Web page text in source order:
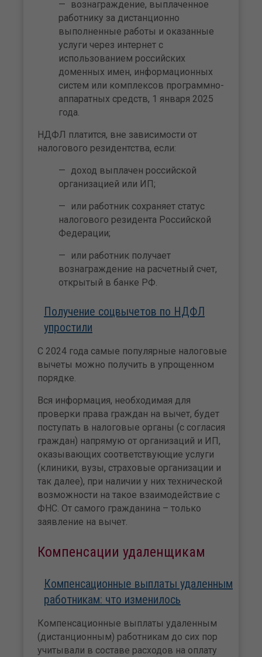
вознаграждение, выплаченное
работнику за дистанционно
выполненные работы и оказанные
услуги через интернет с
использованием российских
доменных имен, информационных
систем или комплексов программно-
аппаратных средств, 1 января 2025
года.
НДФЛ платится, вне зависимости от
налогового резидентства, если:
доход выплачен российской
организацией или ИП;
или работник сохраняет статус
налогового резидента Российской
Федерации;
или работник получает
вознаграждение на расчетный счет,
открытый в банке РФ.
Получение соцвычетов по НДФЛ
упростили
С 2024 года самые популярные налоговые
вычеты можно получить в упрощенном
порядке.
Вся информация, необходимая для
проверки права граждан на вычет, будет
поступать в налоговые органы (с согласия
граждан) напрямую от организаций и ИП,
оказывающих соответствующие услуги
(клиники, вузы, страховые организации и
так далее), при наличии у них технической
возможности на такое взаимодействие с
ФНС. От самого гражданина – только
заявление на вычет.
Компенсации удаленщикам
Компенсационные выплаты удаленным
работникам: что изменилось
Компенсационные выплаты удаленным
(дистанционным) работникам до сих пор
учитывали в составе расходов на оплату